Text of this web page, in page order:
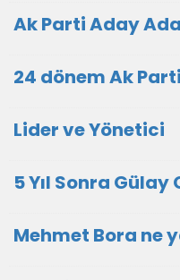
Ak Parti Aday
24 dönem Ak
Lider ve Yönetici
5 Yıl Sonra Gülay
Mehmet Bora ne